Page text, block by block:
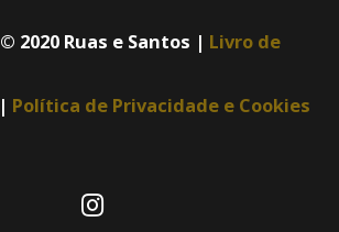
2020 Ruas e Santos | Livro de
| Política de Privacidade e Cookies